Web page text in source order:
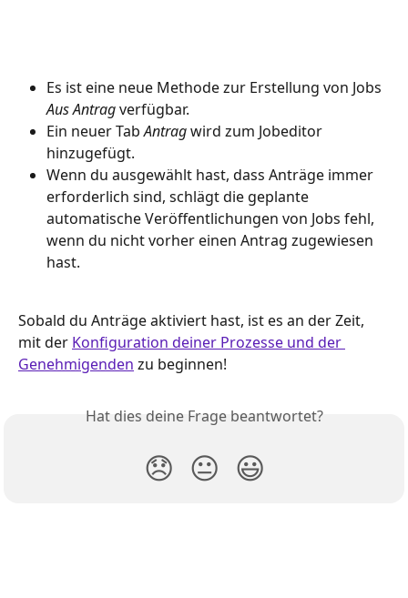
Es ist eine neue Methode zur Erstellung von Jobs
Aus Antrag verfügbar.
Ein neuer Tab Antrag wird zum Jobeditor
hinzugefügt.
Wenn du ausgewählt hast, dass Anträge immer
erforderlich sind, schlägt die geplante
automatische Veröffentlichungen von Jobs fehl,
wenn du nicht vorher einen Antrag zugewiesen
hast.
Sobald du Anträge aktiviert hast, ist es an der Zeit,
mit der Konfiguration deiner Prozesse und der
Genehmigenden zu beginnen!
Hat dies deine Frage beantwortet?
😞 😐 😃